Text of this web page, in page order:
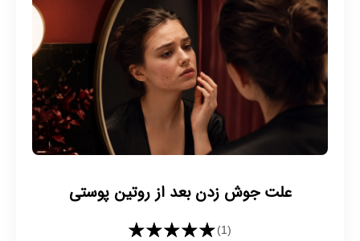
علت جوش زدن بعد از روتین پوستی
★★★★★(1)